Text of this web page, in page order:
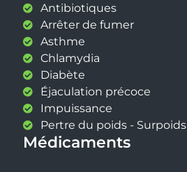
Antibiotiques
Arrêter de fumer
Asthme
Chlamydia
Diabète
Éjaculation précoce
Impuissance
Pertre du poids - Surpoids
Médicaments